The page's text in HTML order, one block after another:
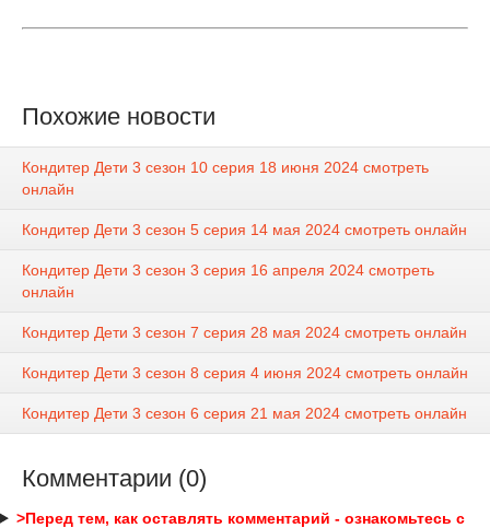
Похожие новости
Кондитер Дети 3 сезон 10 серия 18 июня 2024 смотреть
онлайн
Кондитер Дети 3 сезон 5 серия 14 мая 2024 смотреть онлайн
Кондитер Дети 3 сезон 3 серия 16 апреля 2024 смотреть
онлайн
Кондитер Дети 3 сезон 7 серия 28 мая 2024 смотреть онлайн
Кондитер Дети 3 сезон 8 серия 4 июня 2024 смотреть онлайн
Кондитер Дети 3 сезон 6 серия 21 мая 2024 смотреть онлайн
Комментарии (0)
>Перед тем, как оставлять комментарий - ознакомьтесь с